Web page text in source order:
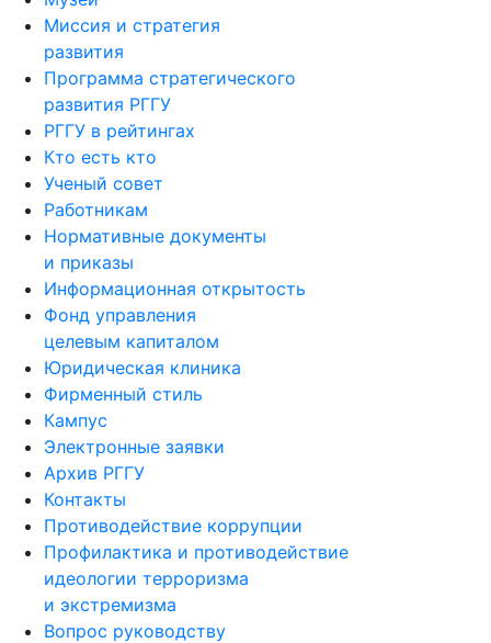
Миссия и стратегия
развития
Программа стратегического
развития РГГУ
РГГУ в рейтингах
Кто есть кто
Ученый совет
Работникам
Нормативные документы
и приказы
Информационная открытость
Фонд управления
целевым капиталом
Юридическая клиника
Фирменный стиль
Кампус
Электронные заявки
Архив РГГУ
Контакты
Противодействие коррупции
Профилактика и противодействие
идеологии терроризма
и экстремизма
Вопрос руководству